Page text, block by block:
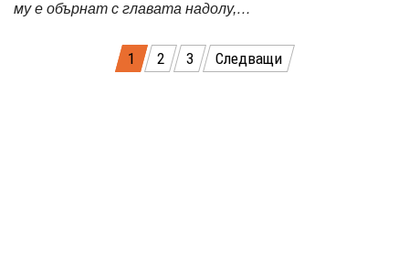
му е обърнат с главата надолу,…
Разделяне
1 2 3 Следващи